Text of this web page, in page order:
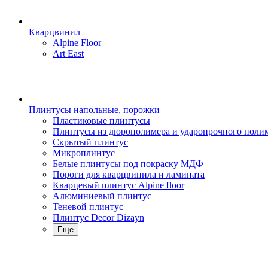
Кварцвинил
Alpine Floor
Art East
Плинтусы напольные, порожки
Пластиковые плинтусы
Плинтусы из дюрополимера и ударопрочного
Скрытый плинтус
Микроплинтус
Белые плинтусы под покраску МДФ
Пороги для кварцвинила и ламината
Кварцевый плинтус Alpine floor
Алюминиевый плинтус
Теневой плинтус
Плинтус Decor Dizayn
Еще